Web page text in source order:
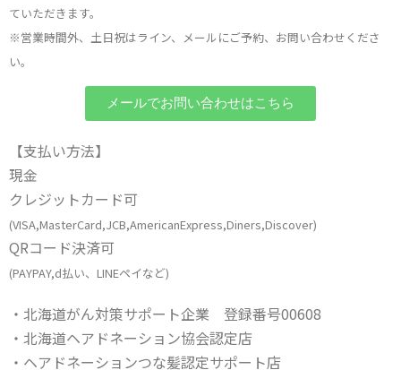
ていただきます。
※営業時間外、土日祝はライン、メールにご予約、お問い合わせくださ
い。
メールでお問い合わせはこちら
【支払い方法】
現金
クレジットカード可
(VISA,MasterCard,JCB,AmericanExpress,Diners,Discover)
QRコード決済可
(PAYPAY,d払い、LINEペイなど)
・北海道がん対策サポート企業 登録番号00608
・北海道ヘアドネーション協会認定店
・ヘアドネーションつな髪認定サポート店